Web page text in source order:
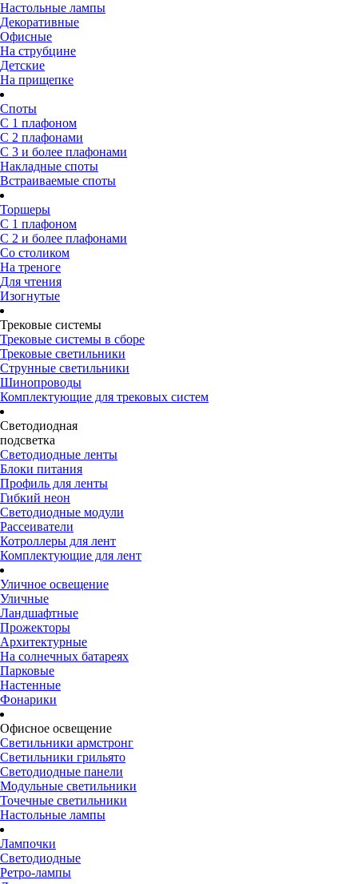
Настольные лампы
Декоративные
Офисные
На струбцине
Детские
На прищепке
Споты
С 1 плафоном
С 2 плафонами
С 3 и более плафонами
Накладные споты
Встраиваемые споты
Торшеры
С 1 плафоном
С 2 и более плафонами
Со столиком
На треноге
Для чтения
Изогнутые
Трековые системы
Трековые системы в сборе
Трековые светильники
Струнные светильники
Шинопроводы
Комплектующие для трековых систем
Светодиодная
подсветка
Светодиодные ленты
Блоки питания
Профиль для ленты
Гибкий неон
Светодиодные модули
Рассеиватели
Котроллеры для лент
Комплектующие для лент
Уличное освещение
Уличные
Ландшафтные
Прожекторы
Архитектурные
На солнечных батареях
Парковые
Настенные
Фонарики
Офисное освещение
Светильники армстронг
Светильники грильято
Светодиодные панели
Модульные светильники
Точечные светильники
Настольные лампы
Лампочки
Светодиодные
Ретро-лампы